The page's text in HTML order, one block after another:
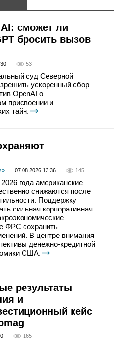
сможет ли
бросить вызов
53
суд Северной
ускоренный сбор
OpenAI о
присвоении и
тайн.
07.08.2026 13:36 145
года американские
снижаются после
Поддержку
сильная корпоративная
ФРС сохранить
В центре внимания
денежно-кредитной
США.
результаты
и
кейс
165